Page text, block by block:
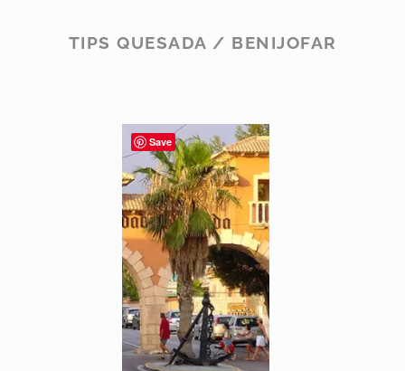
TIPS QUESADA / BENIJOFAR
Save